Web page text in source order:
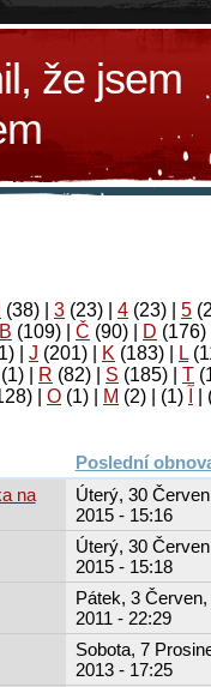
že jsem
(38) 3 (23) 4 (23) 5
B (109) Č (90) D (176)
J (201) K (183) L
(1) R (82) S (185) T
Ο (1) М (2)
(1)
Poslední
na
Úterý, 30
2015 - 15:16
Úterý, 30
2015 - 15:18
Pátek, 3 Červen,
2011 - 22:29
Sobota, 7
2013 - 17:25